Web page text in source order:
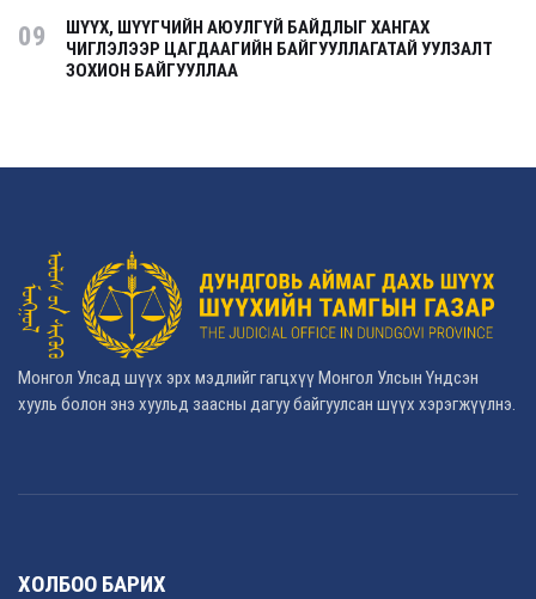
09
ШҮҮХ, ШҮҮГЧИЙН АЮУЛГҮЙ БАЙДЛЫГ ХАНГАХ
ЧИГЛЭЛЭЭР ЦАГДААГИЙН БАЙГУУЛЛАГАТАЙ УУЛЗАЛТ
ЗОХИОН БАЙГУУЛЛАА
Монгол Улсад шүүх эрх мэдлийг гагцхүү Монгол Улсын Үндсэн
хууль болон энэ хуульд заасны дагуу байгуулсан шүүх хэрэгжүүлнэ.
ХОЛБОО БАРИХ